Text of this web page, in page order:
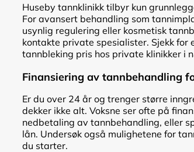
Huseby tannklinikk tilbyr kun
For avansert behandling som
usynlig regulering eller kosmetisk
kontakte private spesialister. Sjekk for
tannbleking pris hos private klinikker i
Finansiering av tannbehandling
Er du over 24 år og trenger større
dekker ikke alt. Voksne ser ofte på
nedbetaling av tannbehandling, eller
lån. Undersøk også mulighetene for
du starter.